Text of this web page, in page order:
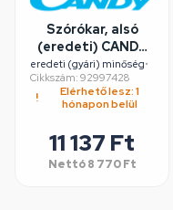
Szórókar, alsó
(eredeti) CANDY
mosogatógép
eredeti (gyári) minőség•
Cikkszám: 92997428
Elérhető lesz: 1
hónapon belül
11 137 Ft
Nettó 8 770 Ft